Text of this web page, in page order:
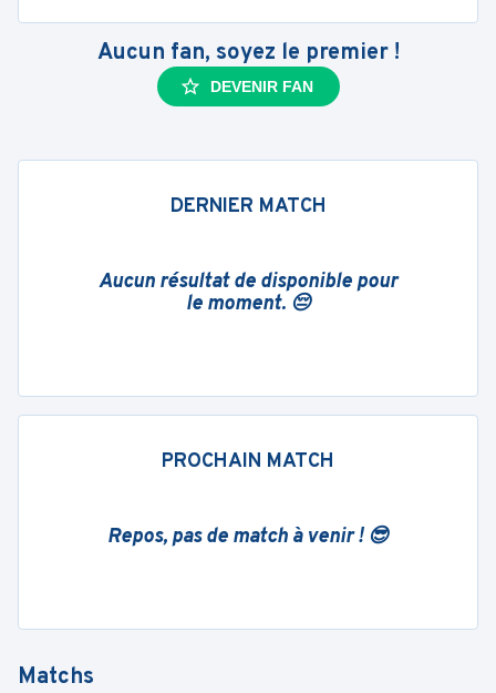
Aucun fan, soyez le premier !
DEVENIR FAN
DERNIER MATCH
Aucun résultat de disponible pour
le moment. 😔
PROCHAIN MATCH
Repos, pas de match à venir ! 😎
Matchs